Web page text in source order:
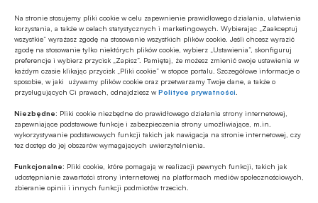
Na stronie stosujemy pliki cookie w celu zapewnienie prawidłowego działania, ułatwienia
korzystania, a także w celach statystycznych i marketingowych. Wybierając „Zaakceptuj
wszystkie” wyrażasz zgodę na stosowanie wszystkich plików cookie. Jeśli chcesz wyrazić
zgodę na stosowanie tylko niektórych plików cookie, wybierz „Ustawienia”, skonfiguruj
preferencje i wybierz przycisk „Zapisz”. Pamiętaj, że możesz zmienić swoje ustawienia w
każdym czasie klikając przycisk „Pliki cookie” w stopce portalu. Szczegółowe informacje o
sposobie, w jaki używamy plików cookie oraz przetwarzamy Twoje dane, a także o
przysługujących Ci prawach, odnajdziesz wPolityce prywatności
Niezbędne: Pliki cookie niezbędne do prawidłowego działania strony internetowej,
zapewniające podstawowe funkcje i zabezpieczenia strony umożliwiające, m.in.
wykorzystywanie podstawowych funkcji takich jak nawigacja na stronie internetowej, czy
tez dostęp do jej obszarów wymagających uwierzytelnienia.
Funkcjonalne: Pliki cookie, które pomagają w realizacji pewnych funkcji, takich jak
udostępnianie zawartości strony internetowej na platformach mediów społecznościowych,
zbieranie opinii i innych funkcji podmiotów trzecich.
EDUKACJA FINANSOWA
Przedszkole to kluczowy etap – to
wtedy dzieci zapamiętują wiedzę
finansową łatwiej i szybciej
MULTIMEDIA
Jakie są zalety fazy Discovery?
Z RYNKU FINANSOWEGO